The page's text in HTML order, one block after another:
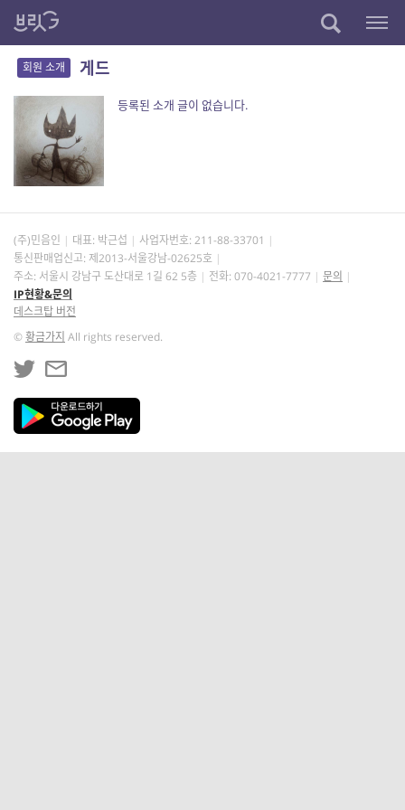
회원 소개 게드
등록된 소개 글이 없습니다.
(주)민음인 대표: 박근섭 사업자번호: 211-88-33701
통신판매업신고: 제2013-서울강남-02625호
주소: 서울시 강남구 도산대로 1길 62 5층
전화: 070-4021-7777
문의
IP현황&문의
데스크탑 버전
©황금가지 All rights reserved.